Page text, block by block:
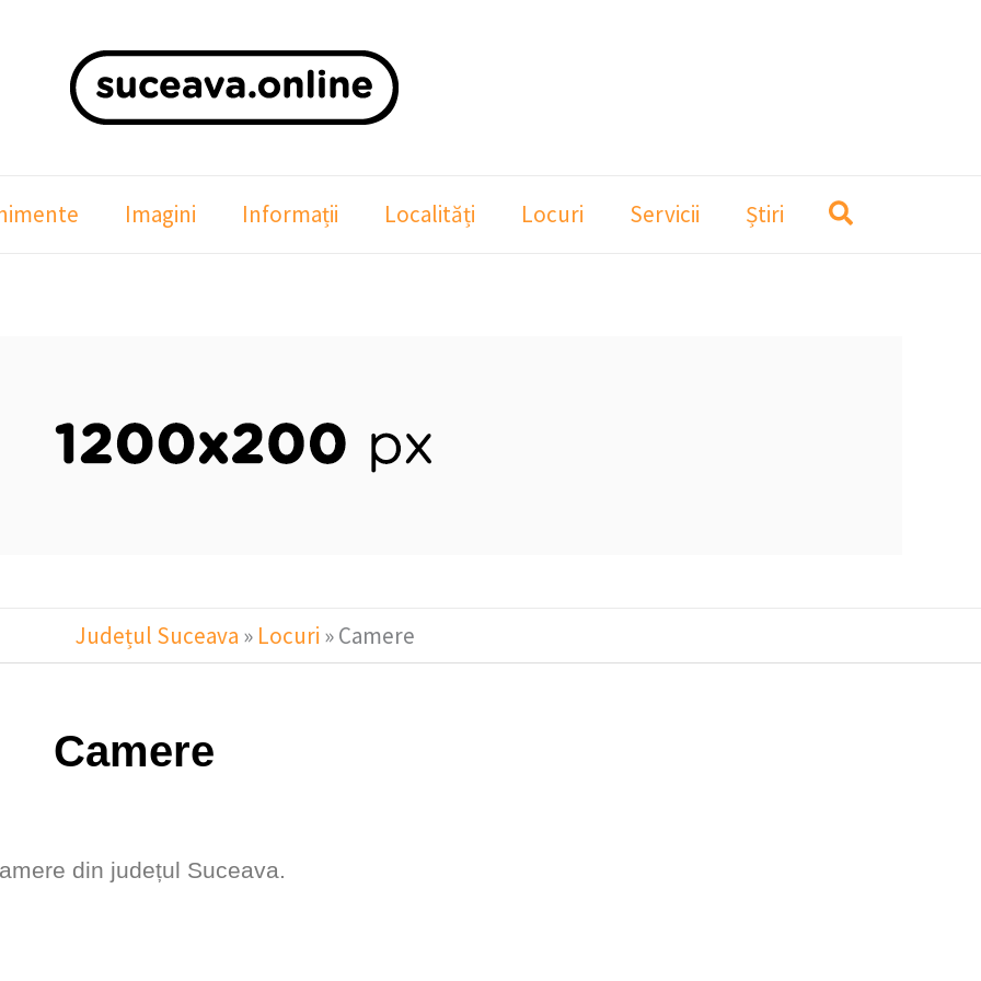
Imagini Informații Localități Locuri Servicii Știri
Județul Suceava » Locuri »Camere
Camere
din județul Suceava.